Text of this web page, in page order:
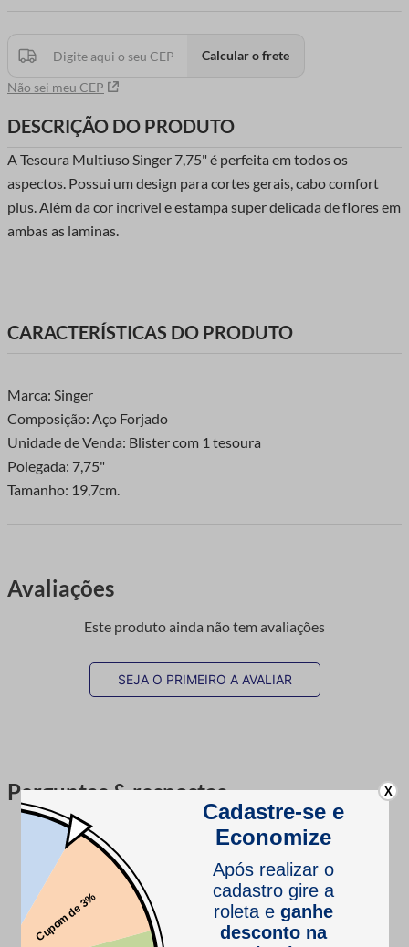
Não sei meu CEP
Calcular o frete
DESCRIÇÃO DO PRODUTO
A Tesoura Multiuso Singer 7,75" é perfeita em todos os
aspectos. Possui um design para cortes gerais, cabo comfort
plus. Além da cor incrivel e estampa super delicada de flores em
ambas as laminas.
CARACTERÍSTICAS DO PRODUTO
Marca: Singer
Composição: Aço Forjado
Unidade de Venda: Blister com 1 tesoura
Polegada: 7,75"
Tamanho: 19,7cm.
Avaliações
Este produto ainda não tem avaliações
SEJA O PRIMEIRO A AVALIAR
Perguntas & respostas
Este produto ainda não tem perguntas
SEJA O PRIMEIRO A PERGUNTAR
X